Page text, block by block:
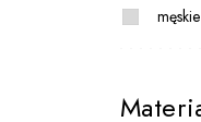
męskie